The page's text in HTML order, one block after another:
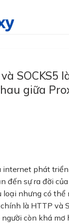
SOCKS5
giữa
internet phát
đến sự ra đời
loại nhưng có thể
là HTTP và
còn khá mơ